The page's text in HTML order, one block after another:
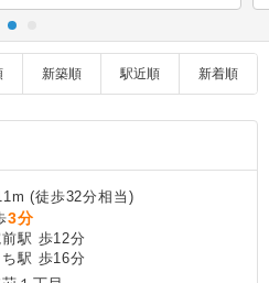
新築順 駅近順 新着順
(徒歩32分相当)
3分
駅 歩12分
駅 歩16分